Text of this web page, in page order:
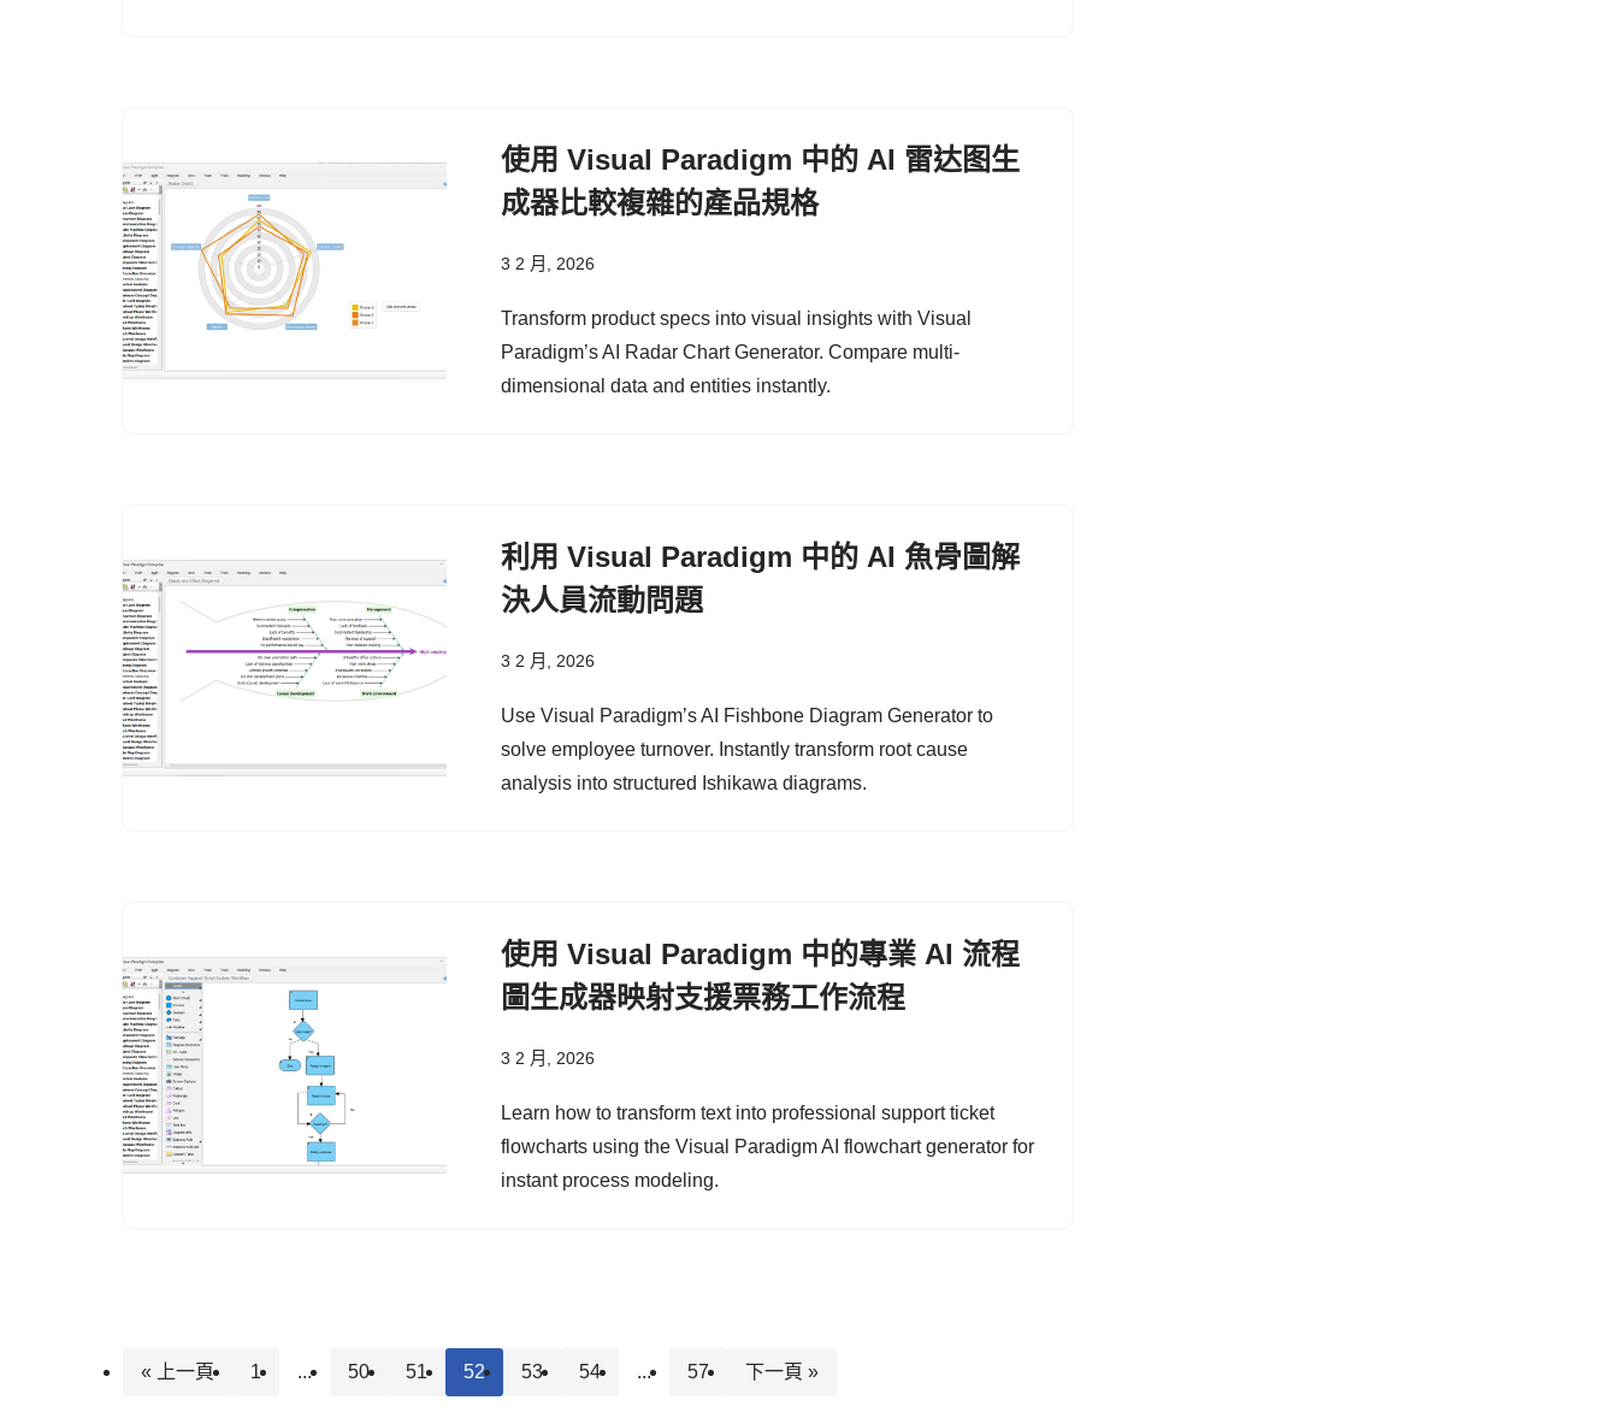
使用 Visual Paradigm 中的 AI 雷达图生
成器比較複雜的產品規格
3 2 月, 2026
Transform product specs into visual insights with Visual
Paradigm’s AI Radar Chart Generator. Compare multi-
dimensional data and entities instantly.
利用 Visual Paradigm 中的 AI 魚骨圖解
決人員流動問題
3 2 月, 2026
Use Visual Paradigm’s AI Fishbone Diagram Generator to
solve employee turnover. Instantly transform root cause
analysis into structured Ishikawa diagrams.
使用 Visual Paradigm 中的專業 AI 流程
圖生成器映射支援票務工作流程
3 2 月, 2026
Learn how to transform text into professional support ticket
flowcharts using the Visual Paradigm AI flowchart generator for
instant process modeling.
« 上一頁 1 ... 50 51 52 53 54 ... 57 下一頁 »